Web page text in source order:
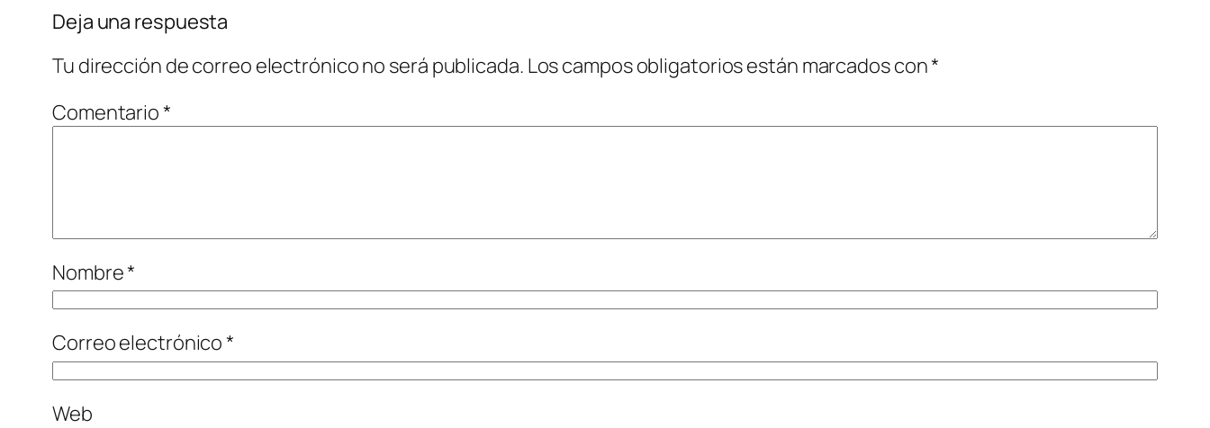
Deja una respuesta
Tu dirección de correo electrónico no será publicada. Los campos obligatorios están marcados con*
Comentario*
Nombre*
Correo electrónico*
Web